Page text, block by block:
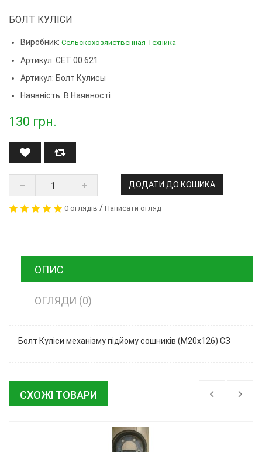
БОЛТ КУЛІСИ
Виробник: Сельскохозяйственная Техника
Артикул: СЕТ 00.621
Артикул: Болт Кулисы
Наявність: В Наявності
130 грн.
ДОДАТИ ДО КОШИКА
0 оглядів / Написати огляд
ОПИС
ОГЛЯДИ (0)
Болт Куліси механізму підйому сошників (М20х126) СЗ
СХОЖІ ТОВАРИ